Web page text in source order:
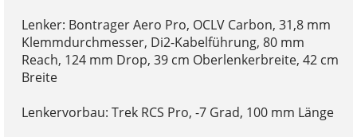
Lenker: Bontrager Aero Pro, OCLV Carbon, 31,8 mm
Klemmdurchmesser, Di2-Kabelführung, 80 mm
Reach, 124 mm Drop, 39 cm Oberlenkerbreite, 42 cm
Breite
Lenkervorbau: Trek RCS Pro, -7 Grad, 100 mm Länge